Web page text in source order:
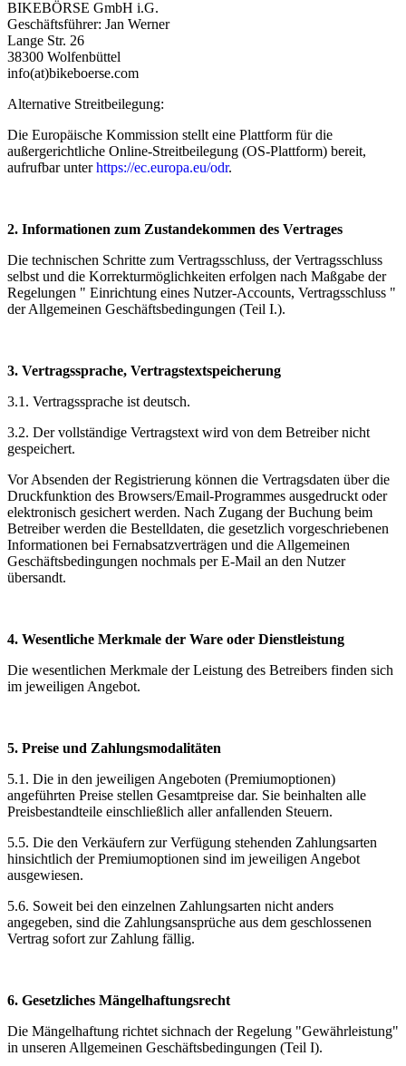
BIKEBÖRSE GmbH i.G.
Geschäftsführer: Jan Werner
Lange Str. 26
38300 Wolfenbüttel
info(at)bikeboerse.com
Alternative Streitbeilegung:
Die Europäische Kommission stellt eine Plattform für die
außergerichtliche Online-Streitbeilegung (OS-Plattform) bereit,
aufrufbar unterhttps://ec.europa.eu/odr.
2. Informationen zum Zustandekommen des Vertrages
Die technischen Schritte zum Vertragsschluss, der Vertragsschluss
selbst und die Korrekturmöglichkeiten erfolgen nach Maßgabe der
Regelungen " Einrichtung eines Nutzer-Accounts, Vertragsschluss "
der Allgemeinen Geschäftsbedingungen (Teil I.).
3. Vertragssprache, Vertragstextspeicherung
3.1. Vertragssprache ist deutsch.
3.2. Der vollständige Vertragstext wird von dem Betreiber nicht
gespeichert.
Vor Absenden der Registrierung können die Vertragsdaten über die
Druckfunktion des Browsers/Email-Programmes ausgedruckt oder
elektronisch gesichert werden. Nach Zugang der Buchung beim
Betreiber werden die Bestelldaten, die gesetzlich vorgeschriebenen
Informationen bei Fernabsatzverträgen und die Allgemeinen
Geschäftsbedingungen nochmals per E-Mail an den Nutzer
übersandt.
4. Wesentliche Merkmale der Ware oder Dienstleistung
Die wesentlichen Merkmale der Leistung des Betreibers finden sich
im jeweiligen Angebot.
5. Preise und Zahlungsmodalitäten
5.1. Die in den jeweiligen Angeboten (Premiumoptionen)
angeführten Preise stellen Gesamtpreise dar. Sie beinhalten alle
Preisbestandteile einschließlich aller anfallenden Steuern.
5.5. Die den Verkäufern zur Verfügung stehenden Zahlungsarten
hinsichtlich der Premiumoptionen sind im jeweiligen Angebot
ausgewiesen.
5.6. Soweit bei den einzelnen Zahlungsarten nicht anders
angegeben, sind die Zahlungsansprüche aus dem geschlossenen
Vertrag sofort zur Zahlung fällig.
6. Gesetzliches Mängelhaftungsrecht
Die Mängelhaftung richtet sichnach der Regelung "Gewährleistung"
in unseren Allgemeinen Geschäftsbedingungen (Teil I).